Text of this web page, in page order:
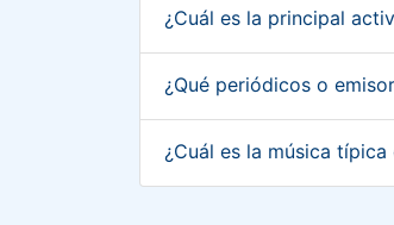
¿Cuál es la principal
¿Qué periódicos o
¿Cuál es la música